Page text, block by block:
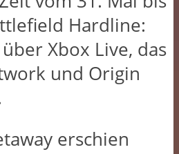
Hardline:
Xbox Live, das
und Origin
erschien